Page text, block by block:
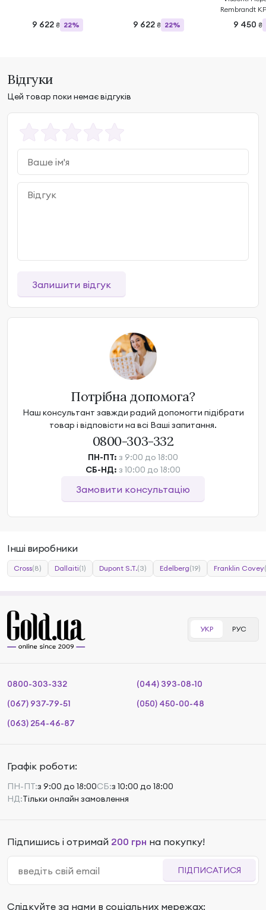
9 622 ₴ 22% 9 622 ₴ 22%
Rembrandt
9 450 ₴
Відгуки
Цей товар поки немає відгуків
Залишити відгук
Потрібна допомога?
Наш консультант завжди радий допомогти підібрати
товар і відповісти на всі Ваші запитання.
0800-303-332
ПН-ПТ: з 9:00 до 18:00
СБ-НД: з 10:00 до 18:00
Замовити консультацію
Інші виробники
Cross(8) Dallaiti(1) Dupont S.T.(3) Edelberg(19) Franklin Covey
УКР РУС
0800-303-332
(044) 393-08-10
(067) 937-79-51
(050) 450-00-48
(063) 254-46-87
Графік роботи:
ПН-ПТ:з 9:00 до 18:00СБ:з 10:00 до 18:00
НД:Тільки онлайн замовлення
Підпишись і отримай 200 грн на покупку!
ПІДПИСАТИСЯ
Слідкуйте за нами в соціальних мережах: